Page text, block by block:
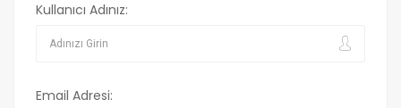
Kullanıcı Adınız:
Email Adresi: